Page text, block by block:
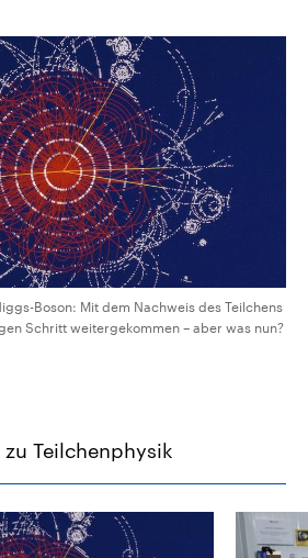
Boson: Mit dem Nachweis des Teilchens
Schritt weitergekommen – aber was nun?
zu Teilchenphysik